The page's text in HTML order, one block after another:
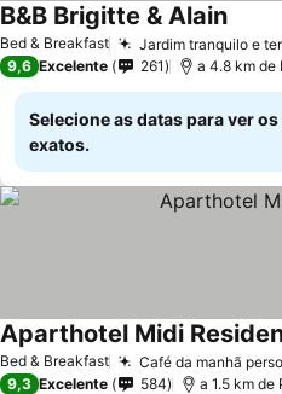
Bed & Breakfast Jardim tranquilo e
B&B Brigitte & Alain
9,6 Excelente 261 a 4.8 km de
Selecione as datas para ver
exatos.
Bed & Breakfast Café da manhã
Aparthotel Midi
9,3 Excelente 584 a 1.5 km de